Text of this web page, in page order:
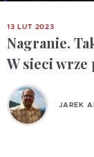
13 LUT 2023
Nagranie.
W sieci wrze
JAREK